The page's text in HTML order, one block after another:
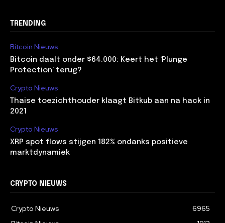
TRENDING
Bitcoin Nieuws
Bitcoin daalt onder $64.000: Keert het ‘Plunge
Protection’ terug?
Crypto Nieuws
Thaise toezichthouder klaagt Bitkub aan na hack in
2021
Crypto Nieuws
XRP spot flows stijgen 182% ondanks positieve
marktdynamiek
CRYPTO NIEUWS
Crypto Nieuws
6965